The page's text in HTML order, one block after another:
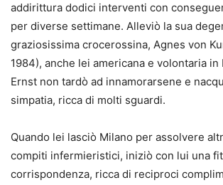
addirittura dodici interventi con
per diverse settimane. Alleviò la sua
graziosissima crocerossina, Agnes von
1984), anche lei americana e volontaria in
Ernst non tardò ad innamorarsene e
simpatia, ricca di molti sguardi.
Quando lei lasciò Milano per assolvere
compiti infermieristici, iniziò con lui una
corrispondenza, ricca di reciproci